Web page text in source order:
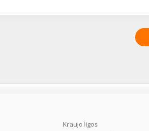
Kraujo ligos